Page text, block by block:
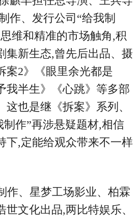
作、发行公司“给我制
维和精准的市场触角,积
集新生态,曾先后出品、摄
案2》《眼里余光都是
我半生》《心跳》等多部
也是继《拆案》系列、
制作”再涉悬疑题材,相信
下,定能给观众带来不一样
作、星梦工场影业、柏霖
文化出品,两比特娱乐、